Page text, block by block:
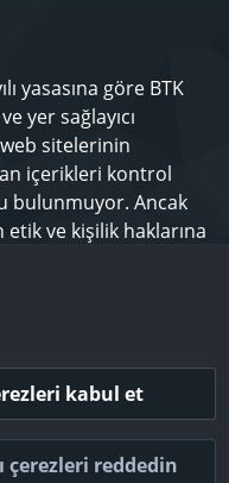
yasasına göre BTK
yer sağlayıcı
sitelerinin
içerikleri kontrol
bulunmuyor. Ancak
ve kişilik haklarına
kabul et
çerezleri reddedin